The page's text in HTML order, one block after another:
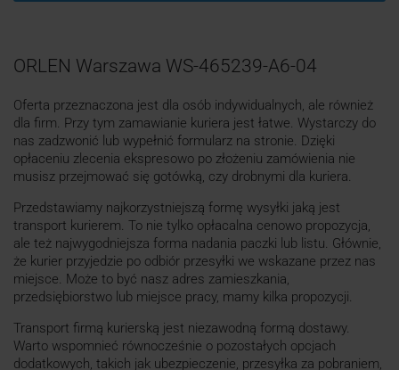
ORLEN Warszawa WS-465239-A6-04
Oferta przeznaczona jest dla osób indywidualnych, ale również
dla firm. Przy tym zamawianie kuriera jest łatwe. Wystarczy do
nas zadzwonić lub wypełnić formularz na stronie. Dzięki
opłaceniu zlecenia ekspresowo po złożeniu zamówienia nie
musisz przejmować się gotówką, czy drobnymi dla kuriera.
Przedstawiamy najkorzystniejszą formę wysyłki jaką jest
transport kurierem. To nie tylko opłacalna cenowo propozycja,
ale też najwygodniejsza forma nadania paczki lub listu. Głównie,
że kurier przyjedzie po odbiór przesyłki we wskazane przez nas
miejsce. Może to być nasz adres zamieszkania,
przedsiębiorstwo lub miejsce pracy, mamy kilka propozycji.
Transport firmą kurierską jest niezawodną formą dostawy.
Warto wspomnieć równocześnie o pozostałych opcjach
dodatkowych, takich jak ubezpieczenie, przesyłka za pobraniem,